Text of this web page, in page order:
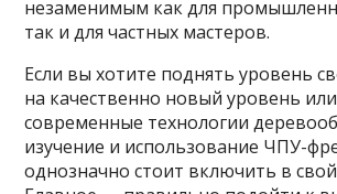
незаменимым как для
так и для частных мастеров.
Если вы хотите поднять уровень
на качественно новый уровень
современные технологии
изучение и использование ЧПУ-
однозначно стоит включить в